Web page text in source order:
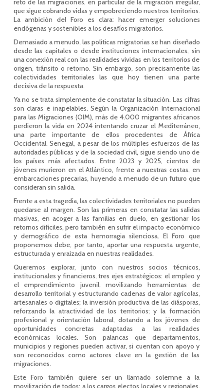
reto de las migraciones, en particular de la migración irregular,
que sigue cobrando vidas y empobreciendo nuestros territorios.
La ambición del Foro es clara: hacer emerger soluciones
endógenas y sostenibles a los desafíos migratorios.
Demasiado a menudo, las políticas migratorias se han diseñado
desde las capitales o desde instituciones internacionales, sin
una conexión real con las realidades vividas en los territorios de
origen, tránsito o retorno. Sin embargo, son precisamente las
colectividades territoriales las que hoy tienen una parte
decisiva de la respuesta.
Ya no se trata simplemente de constatar la situación. Las cifras
son claras e inapelables. Según la Organización Internacional
para las Migraciones (OIM), más de 4.000 migrantes africanos
perdieron la vida en 2024 intentando cruzar el Mediterráneo,
una parte importante de ellos procedentes de África
Occidental. Senegal, a pesar de los múltiples esfuerzos de las
autoridades públicas y de la sociedad civil, sigue siendo uno de
los países más afectados. Entre 2023 y 2025, cientos de
jóvenes murieron en el Atlántico, frente a nuestras costas, en
embarcaciones precarias, huyendo a menudo de un futuro que
consideran sin salida.
Frente a esta tragedia, las colectividades territoriales no pueden
quedarse al margen. Son las primeras en constatar las salidas
masivas, en acoger a las familias en duelo, en gestionar los
retornos difíciles, pero también en sufrir el impacto económico
y demográfico de esta hemorragia silenciosa. El Foro que
proponemos debe, por tanto, aportar una respuesta urgente,
estructurada y enraizada en nuestras realidades.
Queremos explorar, junto con nuestros socios técnicos,
institucionales y financieros, tres ejes estratégicos: el empleo y
el emprendimiento juvenil, movilizando herramientas de
desarrollo territorial y estructurando cadenas de valor agrícolas,
artesanales o digitales; la inversión productiva de las diásporas,
reforzando la atractividad de los territorios; y la formación
profesional y orientación laboral, dotando a los jóvenes de
oportunidades concretas adaptadas a las realidades
económicas locales. Son palancas que departamentos,
municipios y regiones pueden activar, si cuentan con apoyo y
son reconocidos como actores clave en la gestión de las
migraciones.
Este Foro también quiere ser un llamado solemne a la